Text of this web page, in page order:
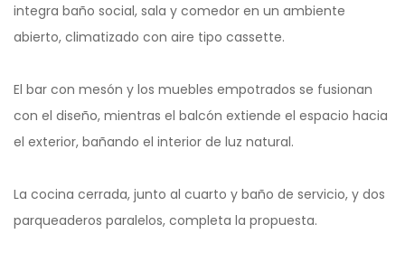
integra baño social, sala y comedor en un ambiente
abierto, climatizado con aire tipo cassette.
El bar con mesón y los muebles empotrados se fusionan
con el diseño, mientras el balcón extiende el espacio hacia
el exterior, bañando el interior de luz natural.
La cocina cerrada, junto al cuarto y baño de servicio, y dos
parqueaderos paralelos, completa la propuesta.